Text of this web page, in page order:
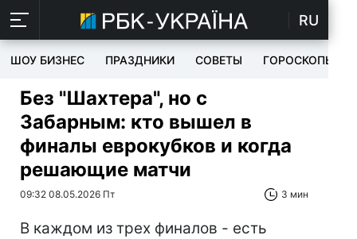
RU
ШОУ БИЗНЕС ПРАЗДНИКИ СОВЕТЫ ГОРОСКОПЫ
Без "Шахтера", но с
Забарным: кто вышел в
финалы еврокубков и когда
решающие матчи
09:32 08.05.2026 Пт 3 мин
В каждом из трех финалов - есть